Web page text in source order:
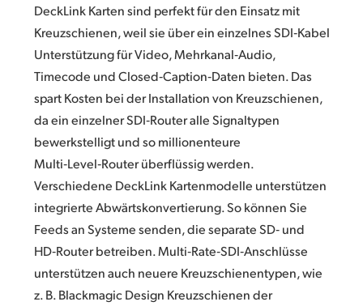
DeckLink Karten sind perfekt für den Einsatz mit
Kreuzschienen, weil sie über ein einzelnes SDI‑Kabel
Unterstützung für Video, Mehrkanal‑Audio,
Timecode und Closed‑Caption‑Daten bieten. Das
spart Kosten bei der Installation von Kreuzschienen,
da ein einzelner SDI‑Router alle Signaltypen
bewerkstelligt und so millionenteure
Multi‑Level‑Router überflüssig werden.
Verschiedene DeckLink Kartenmodelle unterstützen
integrierte Abwärtskonvertierung. So können Sie
Feeds an Systeme senden, die separate SD‑ und
HD‑Router betreiben. Multi‑Rate‑SDI‑Anschlüsse
unterstützen auch neuere Kreuzschienentypen, wie
z. B. Blackmagic Design Kreuzschienen der